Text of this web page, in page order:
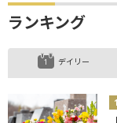
ランキング
デイリー